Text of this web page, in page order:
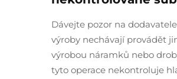
Dávejte pozor na
výroby nechávají provádět
výrobou náramků nebo
tyto operace nekontroluje